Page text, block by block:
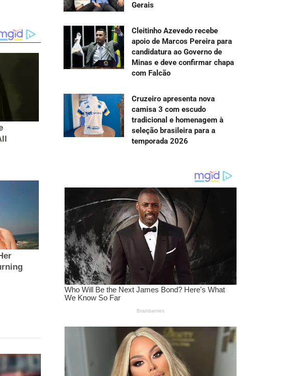
Gerais
Cleitinho Azevedo recebe
apoio de Marcos Pereira para
candidatura ao Governo de
Minas e deve confirmar chapa
com Falcão
Cruzeiro apresenta nova
camisa 3 com escudo
tradicional e homenagem à
seleção brasileira para a
temporada 2026